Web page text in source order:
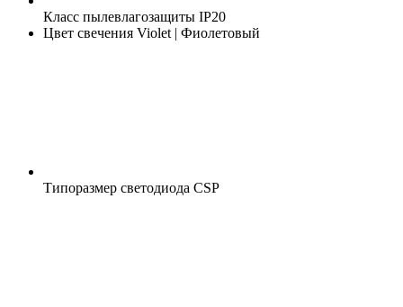
Класс пылевлагозащиты IP20
Цвет свечения Violet | Фиолетовый
Типоразмер светодиода CSP